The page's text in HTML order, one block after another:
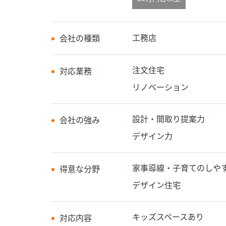
会社の種類 工務店
対応業務 注文住宅
リノベーション
会社の強み 設計・間取り提案力
デザイン力
得意な分野 家事導線・子育てのしや
デザイン住宅
対応内容 キッズスペースあり